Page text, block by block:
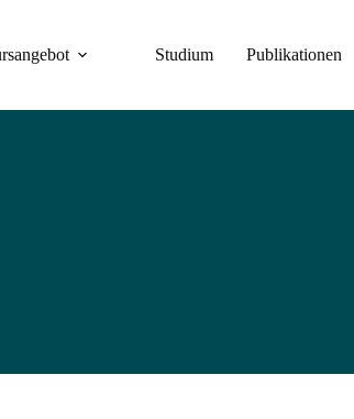
Studium Publikationen